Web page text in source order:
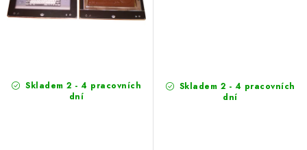
Skladem 2 - 4 pracovních
dní
Skladem 2 - 4 pracovních
dní